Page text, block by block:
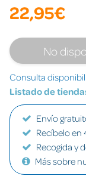
22,95€
No
Consulta
Listado de
Envío
Recíbelo en
Recogida y
Más sobre